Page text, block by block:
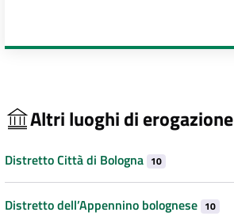
Altri luoghi di erogazione
Distretto Città di Bologna 10
Distretto dell’Appennino bolognese 10